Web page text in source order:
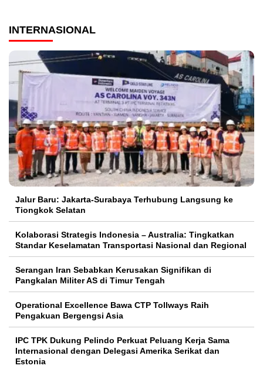
INTERNASIONAL
Jalur Baru: Jakarta-Surabaya Terhubung Langsung ke
Tiongkok Selatan
Kolaborasi Strategis Indonesia – Australia: Tingkatkan
Standar Keselamatan Transportasi Nasional dan Regional
Serangan Iran Sebabkan Kerusakan Signifikan di
Pangkalan Militer AS di Timur Tengah
Operational Excellence Bawa CTP Tollways Raih
Pengakuan Bergengsi Asia
IPC TPK Dukung Pelindo Perkuat Peluang Kerja Sama
Internasional dengan Delegasi Amerika Serikat dan
Estonia